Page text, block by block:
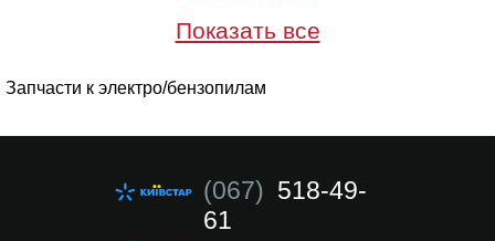
Показать все
Запчасти к электро/бензопилам
(067) 518-49-
61